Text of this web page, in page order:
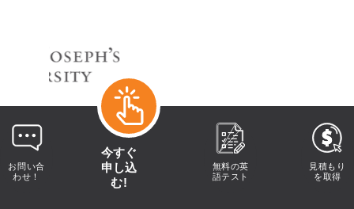
お問い合
わせ！
見積もり
を取得
無料の英
語テスト
今すぐ
申し込
む!